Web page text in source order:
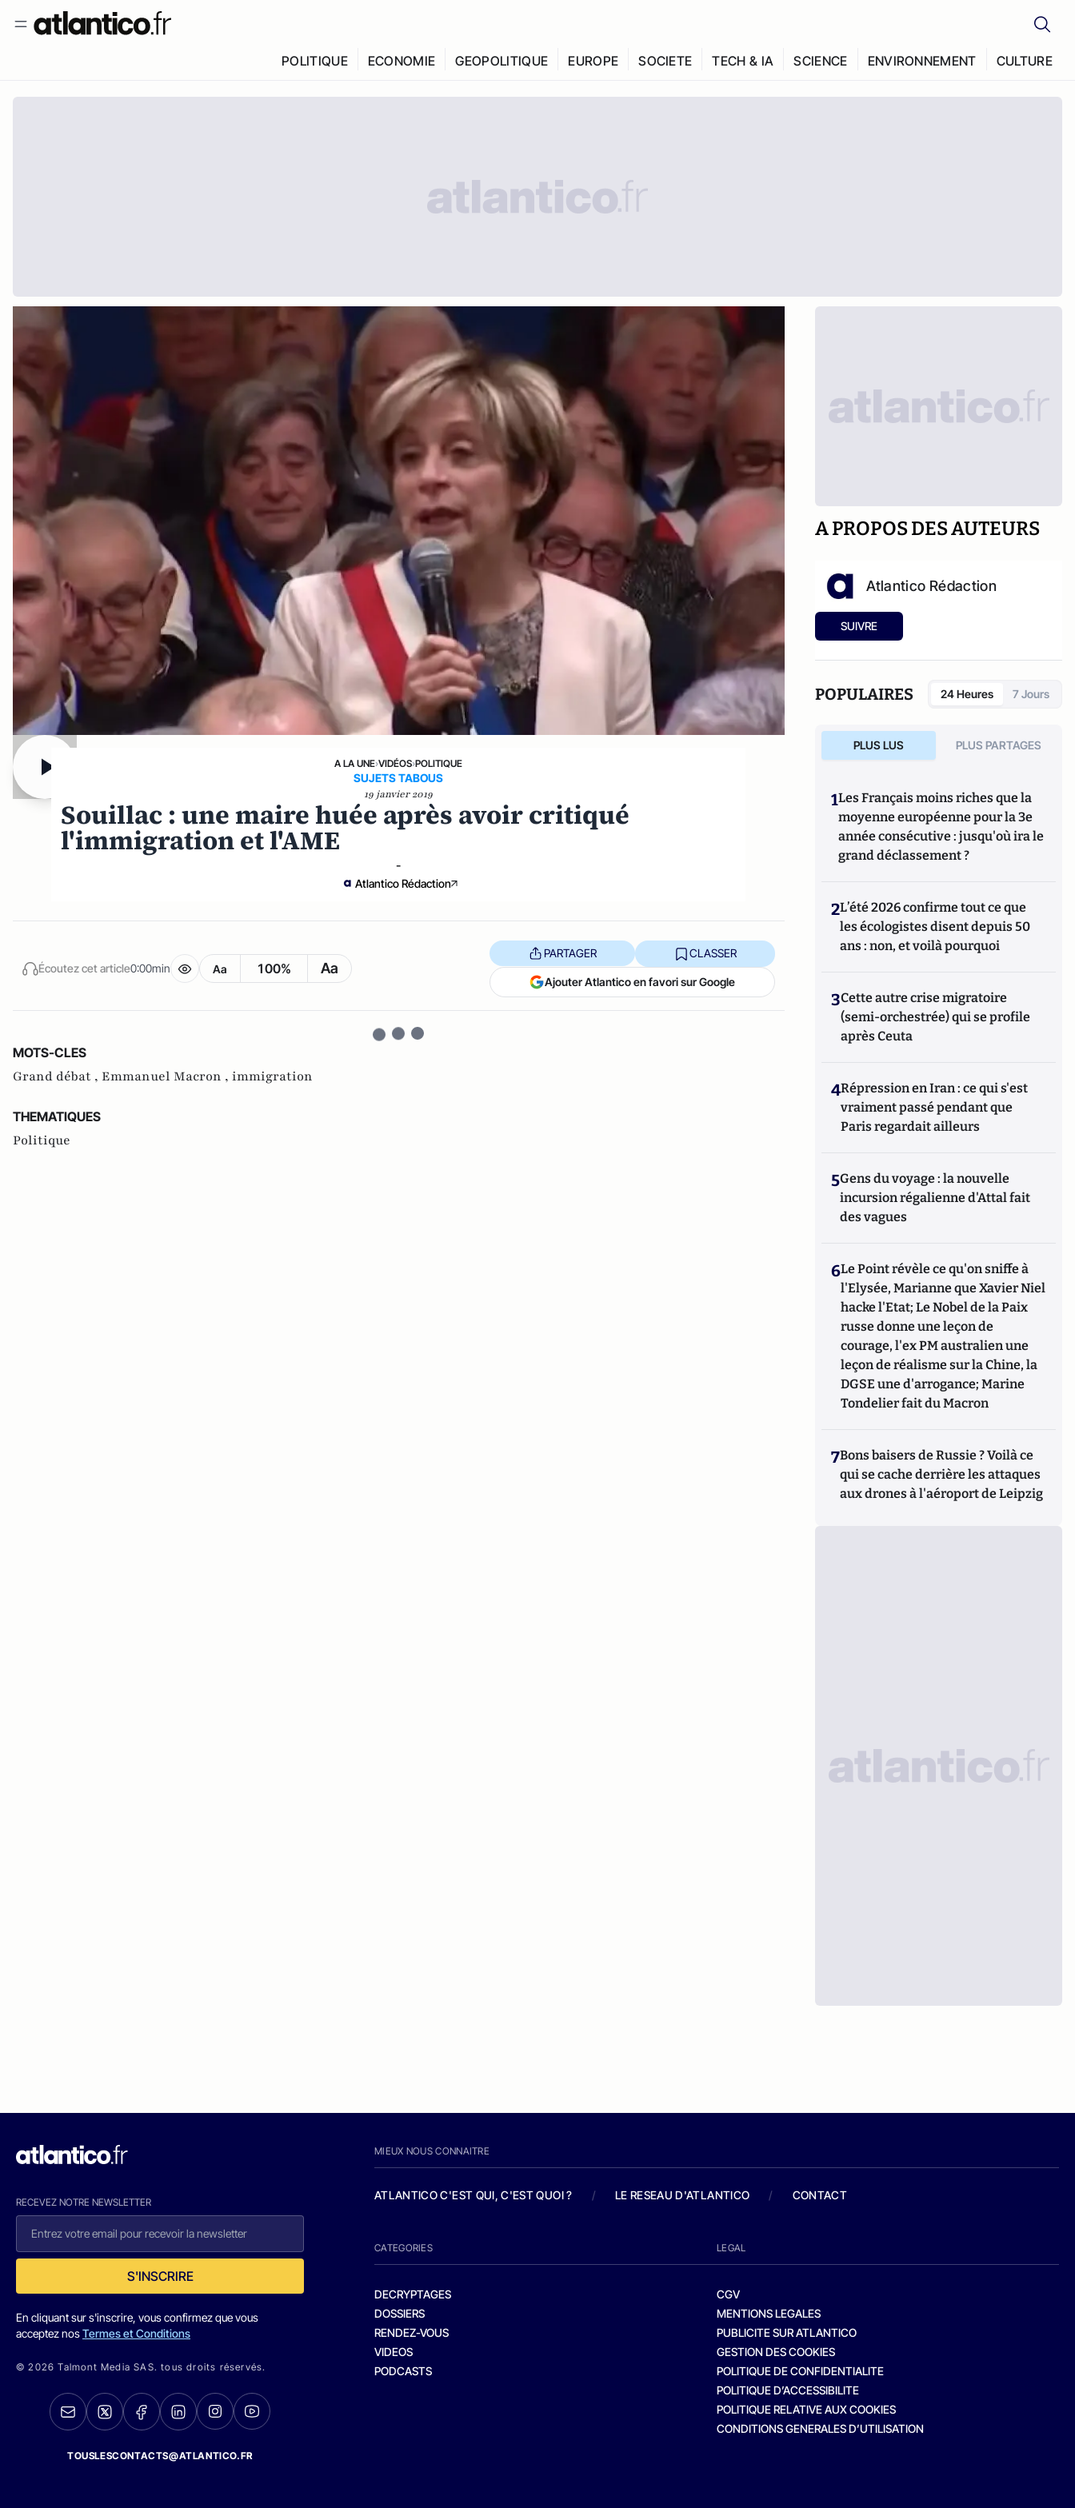
POLITIQUE ECONOMIE GEOPOLITIQUE EUROPE SOCIETE TECH & IA SCIENCE ENVIRONNEMENT CULTURE
A LA UNE›VIDÉOS›POLITIQUE
SUJETS TABOUS
19 janvier 2019
Souillac : une maire huée après avoir critiqué
l'immigration et l'AME
-
Atlantico Rédaction
Écoutez cet article0:00min Aa 100% Aa
PARTAGER CLASSER
Ajouter Atlantico en favori sur Google
MOTS-CLES
Grand débat , Emmanuel Macron , immigration
THEMATIQUES
Politique
A PROPOS DES AUTEURS
Atlantico Rédaction
SUIVRE
POPULAIRES 24 Heures 7 Jours
PLUS LUS PLUS PARTAGES
1Les Français moins riches que la
moyenne européenne pour la 3e
année consécutive : jusqu'où ira le
grand déclassement ?
2L’été 2026 confirme tout ce que
les écologistes disent depuis 50
ans : non, et voilà pourquoi
3Cette autre crise migratoire
(semi-orchestrée) qui se profile
après Ceuta
4Répression en Iran : ce qui s'est
vraiment passé pendant que
Paris regardait ailleurs
5Gens du voyage : la nouvelle
incursion régalienne d'Attal fait
des vagues
6Le Point révèle ce qu'on sniffe à
l'Elysée, Marianne que Xavier Niel
hacke l'Etat; Le Nobel de la Paix
russe donne une leçon de
courage, l'ex PM australien une
leçon de réalisme sur la Chine, la
DGSE une d'arrogance; Marine
Tondelier fait du Macron
7Bons baisers de Russie ? Voilà ce
qui se cache derrière les attaques
aux drones à l'aéroport de Leipzig
RECEVEZ NOTRE NEWSLETTER
S'INSCRIRE
En cliquant sur s'inscrire, vous confirmez que vous
acceptez nosTermes et Conditions
© 2026 Talmont Media SAS. tous droits réservés.
TOUSLESCONTACTS@ATLANTICO.FR
MIEUX NOUS CONNAITRE
ATLANTICO C'EST QUI, C'EST QUOI ? / LE RESEAU D'ATLANTICO / CONTACT
CATEGORIES
DECRYPTAGES
DOSSIERS
RENDEZ-VOUS
VIDEOS
PODCASTS
LEGAL
CGV
MENTIONS LEGALES
PUBLICITE SUR ATLANTICO
GESTION DES COOKIES
POLITIQUE DE CONFIDENTIALITE
POLITIQUE D’ACCESSIBILITE
POLITIQUE RELATIVE AUX COOKIES
CONDITIONS GENERALES D’UTILISATION